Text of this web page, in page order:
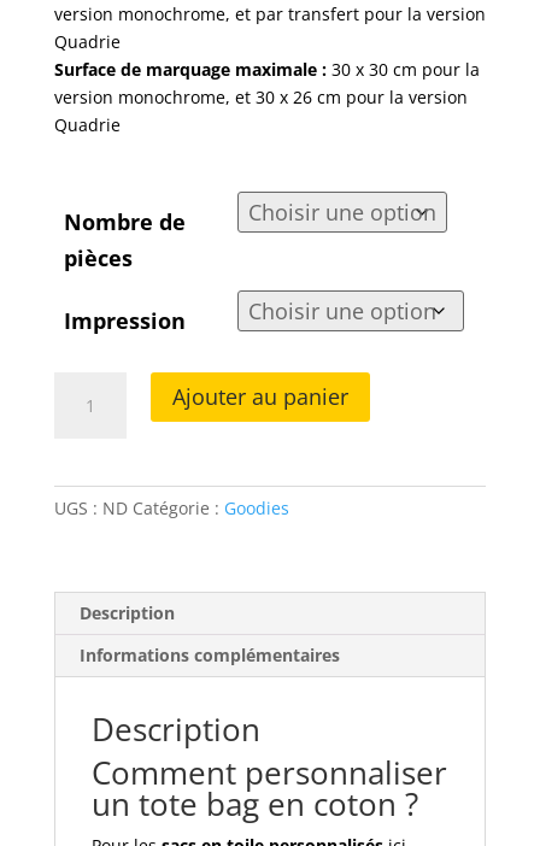
version monochrome, et par transfert pour la version
Quadrie
Surface de marquage maximale :30 x 30 cm pour la
version monochrome, et 30 x 26 cm pour la version
Quadrie
Nombre de
pièces
Impression
Ajouter au panier
UGS : ND Catégorie : Goodies
Description
Informations complémentaires
Description
Comment personnaliser
un tote bag en coton ?